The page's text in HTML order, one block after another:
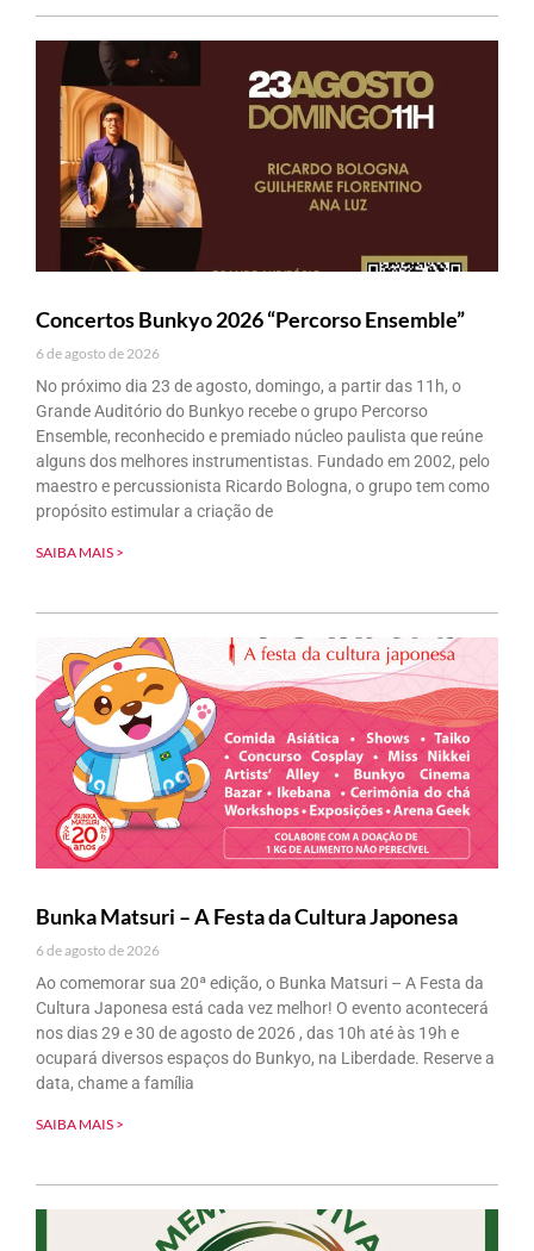
Concertos Bunkyo 2026 “Percorso Ensemble”
6 de agosto de 2026
No próximo dia 23 de agosto, domingo, a partir das 11h, o
Grande Auditório do Bunkyo recebe o grupo Percorso
Ensemble, reconhecido e premiado núcleo paulista que reúne
alguns dos melhores instrumentistas. Fundado em 2002, pelo
maestro e percussionista Ricardo Bologna, o grupo tem como
propósito estimular a criação de
SAIBA MAIS >
Bunka Matsuri – A Festa da Cultura Japonesa
6 de agosto de 2026
Ao comemorar sua 20ª edição, o Bunka Matsuri – A Festa da
Cultura Japonesa está cada vez melhor! O evento acontecerá
nos dias 29 e 30 de agosto de 2026 , das 10h até às 19h e
ocupará diversos espaços do Bunkyo, na Liberdade. Reserve a
data, chame a família
SAIBA MAIS >